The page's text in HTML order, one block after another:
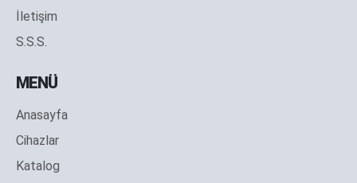
İletişim
S.S.S.
MENÜ
Anasayfa
Cihazlar
Katalog